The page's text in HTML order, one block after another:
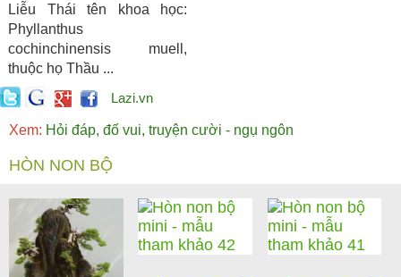
Liễu Thái tên khoa học:
Phyllanthus
cochinchinensis muell,
thuộc họ Thầu ...
Lazi.vn
Xem: Hỏi đáp, đố vui, truyện cười - ngụ ngôn
HÒN NON BỘ